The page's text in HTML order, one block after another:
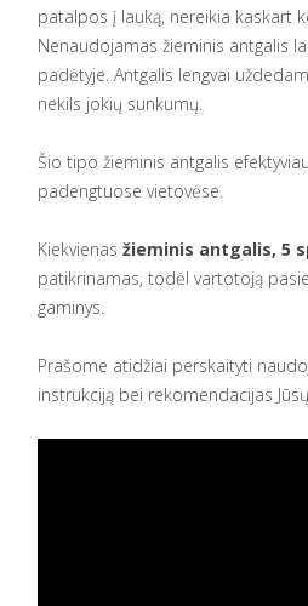
patalpos į lauką, nereikia kaskart
Nenaudojamas žieminis antgalis
padėtyje. Antgalis lengvai
nekils jokių sunkumų.
Šio tipo žieminis antgalis
padengtuose vietovėse.
Kiekvienasžieminis antgalis, 5
patikrinamas, todėl vartotoją
gaminys.
Prašome atidžiai perskaityti
instrukciją bei rekomendacijas